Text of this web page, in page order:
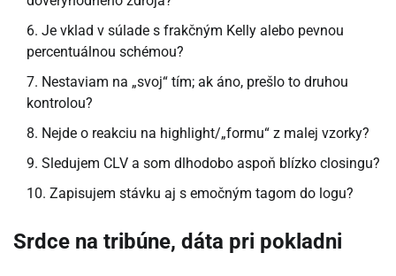
Je vklad v súlade s frakčným Kelly alebo pevnou
percentuálnou schémou?
Nestaviam na „svoj“ tím; ak áno, prešlo to druhou
kontrolou?
Nejde o reakciu na highlight/„formu“ z malej vzorky?
Sledujem CLV a som dlhodobo aspoň blízko closingu?
Zapisujem stávku aj s emočným tagom do logu?
Srdce na tribúne, dáta pri pokladni